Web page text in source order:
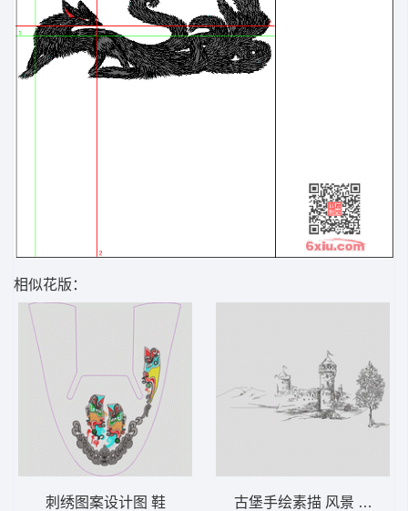
相似花版：
刺绣图案设计图 鞋 古堡手绘素描 风景 简笔画